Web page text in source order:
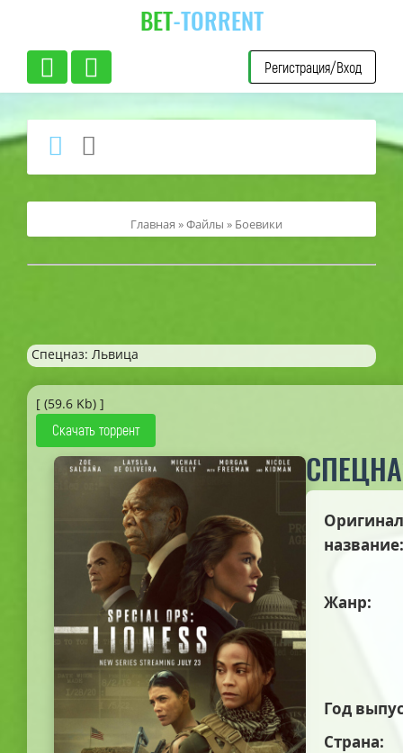
BET-TORRENT
Регистрация/Вход
Главная »Файлы » Боевики
Спецназ: Львица
[ (59.6 Kb) ]
Скачать торрент
название:
Жанр:
Год
Страна: